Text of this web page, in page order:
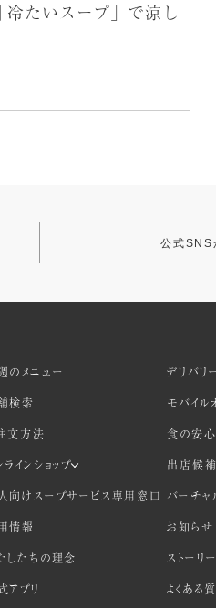
冷たいスープ」で涼し
公式SNS
のメニュー
検索
文方法
ラインショップ
向けスープサービス専用窓口
情報
したちの理念
アプリ
デリバリ
モバイル
食の安心
出店候
バーチ
お知らせ
ストーリー
よくある